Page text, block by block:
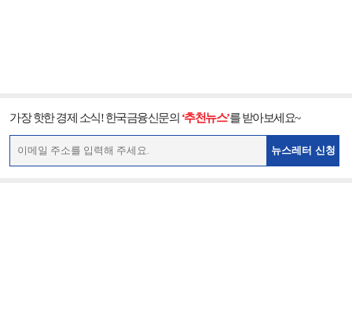
가장 핫한 경제 소식! 한국금융신문의 ‘추천뉴스’를 받아보세요~
뉴스레터 신청